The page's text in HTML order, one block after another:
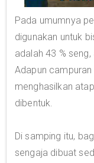
Pada umumnya
digunakan untuk
adalah 43 %
Adapun
menghasilkan
dibentuk.
Di samping itu,
sengaja dibuat